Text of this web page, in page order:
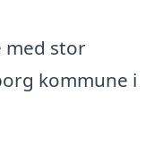
med stor
kommune i